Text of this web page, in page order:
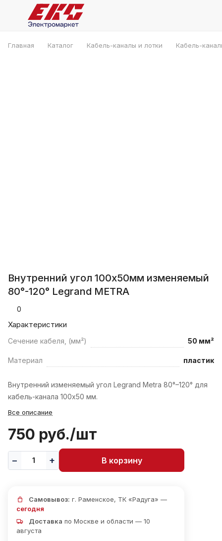
Главная Каталог Кабель-каналы и лотки Кабель-
Внутренний угол 100х50мм изменяемый
80°-120° Legrand METRA
0
Характеристики
Сечение кабеля, (мм²) 50 мм²
Материал пластик
Внутренний изменяемый угол Legrand Metra 80°–120° для
кабель-канала 100х50 мм.
Все описание
750 руб./шт
В корзину
Самовывоз: г. Раменское, ТК «Радуга» —
сегодня
Доставка по Москве и области — 10
августа